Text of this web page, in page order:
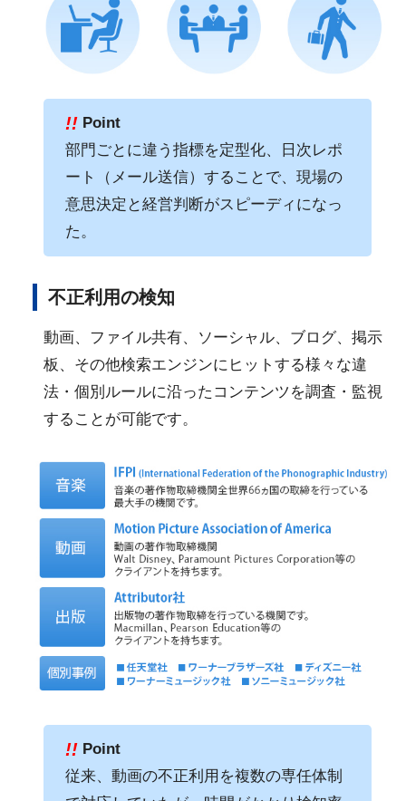
!! Point
部門ごとに違う指標を定型化、日次レポ
ート（メール送信）することで、現場の
意思決定と経営判断がスピーディになっ
た。
不正利用の検知
動画、ファイル共有、ソーシャル、ブログ、掲示
板、その他検索エンジンにヒットする様々な違
法・個別ルールに沿ったコンテンツを調査・監視
することが可能です。
!! Point
従来、動画の不正利用を複数の専任体制